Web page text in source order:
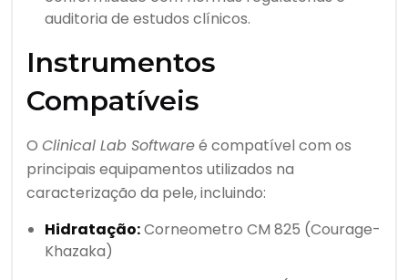
auditoria de estudos clínicos.
Instrumentos
Compatíveis
O Clinical Lab Softwareé compatível com os
principais equipamentos utilizados na
caracterização da pele, incluindo:
Hidratação:Corneometro CM 825 (Courage-
Khazaka)